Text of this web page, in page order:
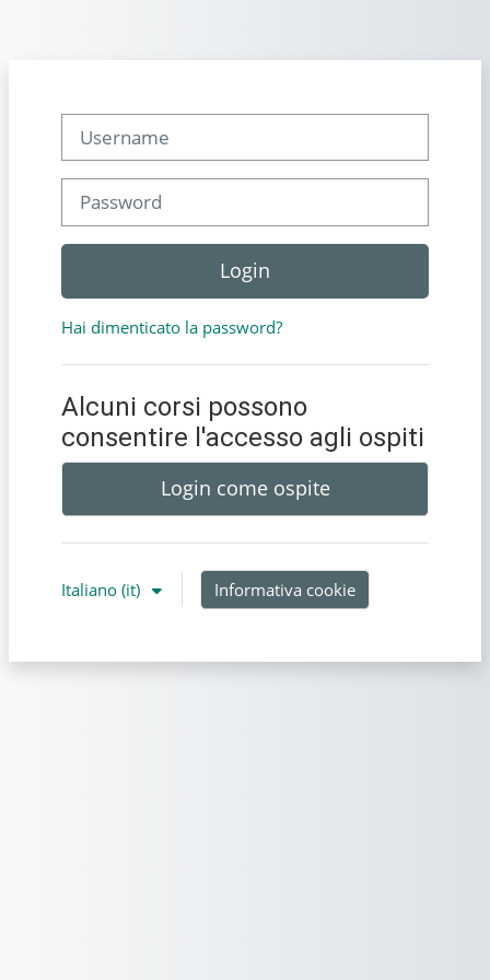
Login
Hai dimenticato la password?
Alcuni corsi possono
consentire l'accesso agli ospiti
Login come ospite
Italiano ‎(it)‎ Informativa cookie